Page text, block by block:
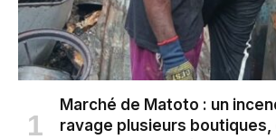
Marché de Matoto : un
ravage plusieurs boutiques,